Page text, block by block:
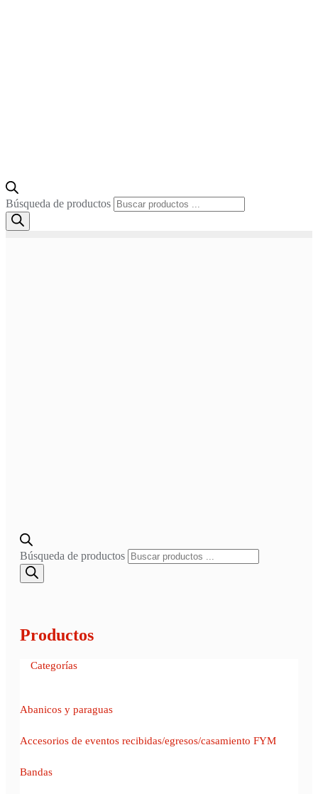
Búsqueda de productos
Búsqueda de productos
Productos
Categorías
Abanicos y paraguas
Accesorios de eventos recibidas/egresos/casamiento FYM
Bandas